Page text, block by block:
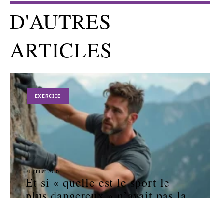
D'AUTRES
ARTICLES
EXERCICE
31 juillet 2026
Et si « quelle est le sport le